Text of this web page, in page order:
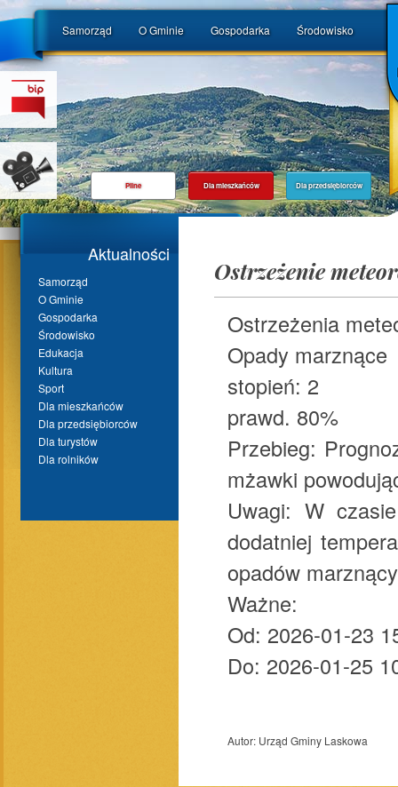
Samorząd O Gminie Gospodarka Środowisko
Pilne Dla mieszkańców Dla przedsiębiorców
Aktualności
Samorząd
O Gminie
Gospodarka
Środowisko
Edukacja
Kultura
Sport
Dla mieszkańców
Dla przedsiębiorców
Dla turystów
Dla rolników
Ostrzeżenie
Ostrzeżenia
Opady marznące
stopień: 2
prawd. 80%
Przebieg:
mżawki
Uwagi: W
dodatniej
opadów
Ważne:
Od: 2026-01-23
Do: 2026-01-25
Autor: Urząd Gminy Laskowa